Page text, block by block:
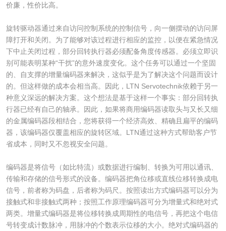
价廉，性价比高。
旋转驱动器通过来自访问控制系统的控制信号，向一侧摆动的访问屏
障打开和关闭。为了能够对该过程进行相应的监控，以便在紧急情况
下中止关闭过程，部分回转执行器必须配备角度传感器。必须立即识
别可能表明某种“干扰”的意外速度变化。这个任务可以通过一个坚固
的、自支撑的增量编码器来解决，这似乎是为了解决这个问题而设计
的。但这样做的成本会相当高。因此，LTN Servotechnik依赖于另一
种意义深远的解决方案。这个想法是基于这样一个事实：部分回转执
行器已经有自己的轴承。因此，如果将商用编码器读取头与又长又细
的金属编码器段相结合，您将获得一个经济高效、精确且扁平的编码
器，该编码器仅覆盖相应的旋转区域。LTN通过这种方式帮助客户节
省成本，同时又不忽视安全问题。
编码器是将信号（如比特流）或数据进行编制、转换为可用以通讯、
传输和存储的信号形式的设备。编码器把角位移或直线位移转换成电
信号，前者称为码盘，后者称为码尺。按照读出方式编码器可以分为
接触式和非接触式两种；按照工作原理编码器可分为增量式和绝对式
两类。增量式编码器是将位移转换成周期性的电信号，再把这个电信
号转变成计数脉冲，用脉冲的个数表示位移的大小。绝对式编码器的